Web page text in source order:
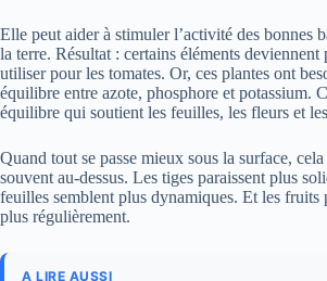
Elle peut aider à stimuler l’activité des bonnes
la terre. Résultat : certains éléments deviennent
utiliser pour les tomates. Or, ces plantes ont
équilibre entre azote, phosphore et potassium.
équilibre qui soutient les feuilles, les fleurs et
Quand tout se passe mieux sous la surface,
souvent au-dessus. Les tiges paraissent plus
feuilles semblent plus dynamiques. Et les fruits
plus régulièrement.
A LIRE AUSSI